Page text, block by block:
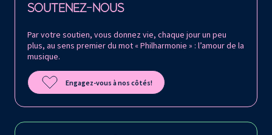
SOUTENEZ-NOUS
Par votre soutien, vous donnez vie, chaque jour un peu
plus, au sens premier du mot « Philharmonie » : l’amour de la
musique.
Engagez-vous à nos côtés!